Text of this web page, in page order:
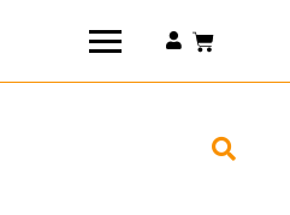
Connexion